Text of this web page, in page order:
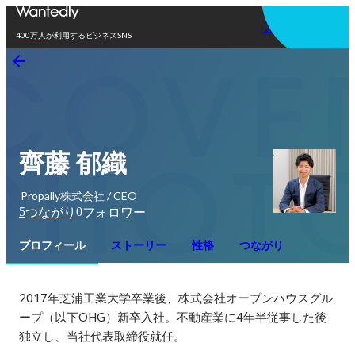
400万人が利用するビジネスSNS
アプリを使う
齊藤 郁織
Propally株式会社 / CEO
5つながり 0フォロワー
プロフィール ストーリー 性格 つながり
2017年芝浦工業大学卒業後、株式会社オープンハウスグル
ープ（以下OHG）新卒入社。不動産業に4年半従事した後
独立し、当社代表取締役就任。